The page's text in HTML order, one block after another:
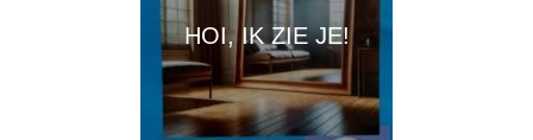
HOI, IK ZIE JE!